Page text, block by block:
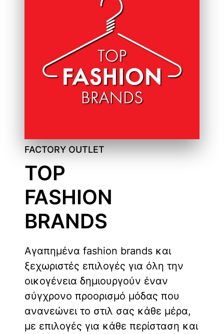
FACTORY OUTLET
TOP
FASHION
BRANDS
Αγαπημένα fashion brands και
ξεχωριστές επιλογές για όλη την
οικογένεια δημιουργούν έναν
σύγχρονο προορισμό μόδας που
ανανεώνει το στιλ σας κάθε μέρα,
με επιλογές για κάθε περίσταση και